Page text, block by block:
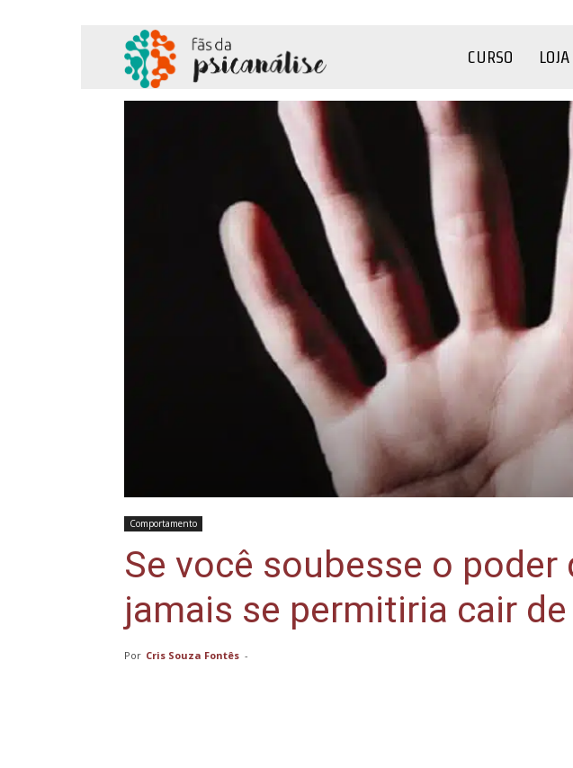
Psicanálise
CURSO LOJA
Comportamento
Se você soubesse o poder
jamais se permitiria cair
Por Cris Souza Fontês -